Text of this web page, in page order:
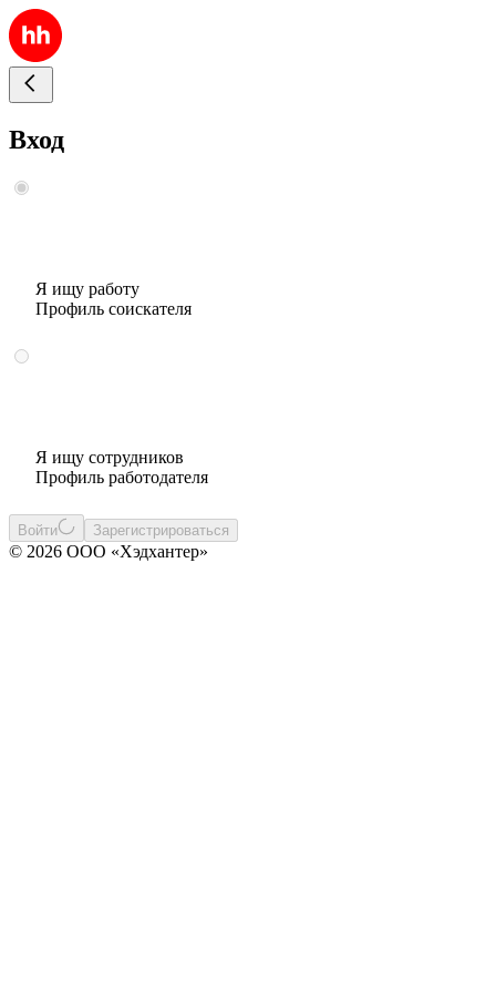
Вход
Я ищу работу
Профиль соискателя
Я ищу сотрудников
Профиль работодателя
Войти Зарегистрироваться
© 2026 ООО «Хэдхантер»